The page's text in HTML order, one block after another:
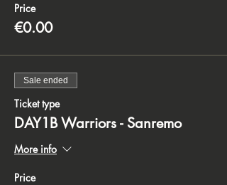
Price
€0.00
Sale ended
Ticket type
DAY1B Warriors - Sanremo
More info
Price